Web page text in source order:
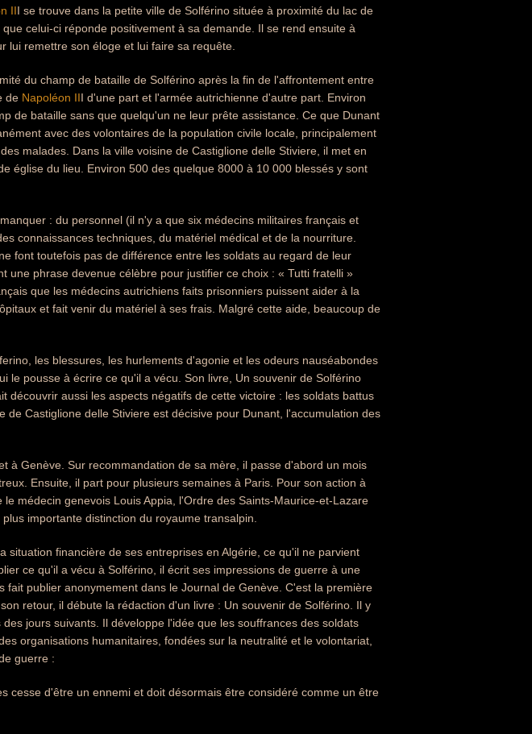
III se trouve dans la petite ville de Solférino située à proximité du lac de
celui-ci réponde positivement à sa demande. Il se rend ensuite à
lui remettre son éloge et lui faire sa requête.
du champ de bataille de Solférino après la fin de l'affrontement entre
de Napoléon III d'une part et l'armée autrichienne d'autre part. Environ
de bataille sans que quelqu'un ne leur prête assistance. Ce que Dunant
avec des volontaires de la population civile locale, principalement
malades. Dans la ville voisine de Castiglione delle Stiviere, il met en
église du lieu. Environ 500 des quelque 8000 à 10 000 blessés y sont
: du personnel (il n'y a que six médecins militaires français et
connaissances techniques, du matériel médical et de la nourriture.
font toutefois pas de différence entre les soldats au regard de leur
une phrase devenue célèbre pour justifier ce choix : « Tutti fratelli »
que les médecins autrichiens faits prisonniers puissent aider à la
et fait venir du matériel à ses frais. Malgré cette aide, beaucoup de
les blessures, les hurlements d'agonie et les odeurs nauséabondes
le pousse à écrire ce qu'il a vécu. Son livre, Un souvenir de Solférino
découvrir aussi les aspects négatifs de cette victoire : les soldats battus
Castiglione delle Stiviere est décisive pour Dunant, l'accumulation des
à Genève. Sur recommandation de sa mère, il passe d'abord un mois
Ensuite, il part pour plusieurs semaines à Paris. Pour son action à
médecin genevois Louis Appia, l'Ordre des Saints-Maurice-et-Lazare
importante distinction du royaume transalpin.
financière de ses entreprises en Algérie, ce qu'il ne parvient
ce qu'il a vécu à Solférino, il écrit ses impressions de guerre à une
publier anonymement dans le Journal de Genève. C'est la première
retour, il débute la rédaction d'un livre : Un souvenir de Solférino. Il y
jours suivants. Il développe l'idée que les souffrances des soldats
organisations humanitaires, fondées sur la neutralité et le volontariat,
guerre :
cesse d'être un ennemi et doit désormais être considéré comme un être